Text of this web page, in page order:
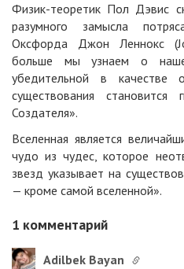
Физик-теоретик Пол Дэвис
разумного замысла
Оксфорда Джон Леннокс
больше мы узнаем о
убедительной в качестве
существования становится
Создателя».
Вселенная является
чудо из чудес, которое
звезд указывает на
— кроме самой вселенной».
1 комментарий
Adilbek Bayan